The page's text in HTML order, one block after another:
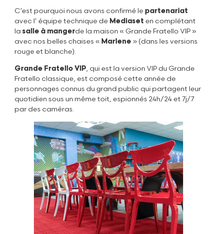
C’est pourquoi nous avons confirmé le partenariat
avec l’ équipe technique de Mediaset en complétant
la salle à mangerde la maison « Grande Fratello VIP »
avec nos belles chaises « Marlene » (dans les versions
rouge et blanche).
Grande Fratello VIP, qui est la version VIP du Grande
Fratello classique, est composé cette année de
personnages connus du grand public qui partagent leur
quotidien sous un même toit, espionnés 24h/24 et 7j/7
par des caméras.